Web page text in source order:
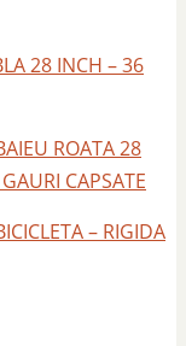
28 INCH – 36
ROATA 28
CAPSATE
– RIGIDA